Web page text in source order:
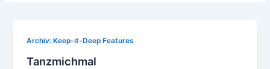
Archiv: Keep-it-Deep Features
Tanzmichmal